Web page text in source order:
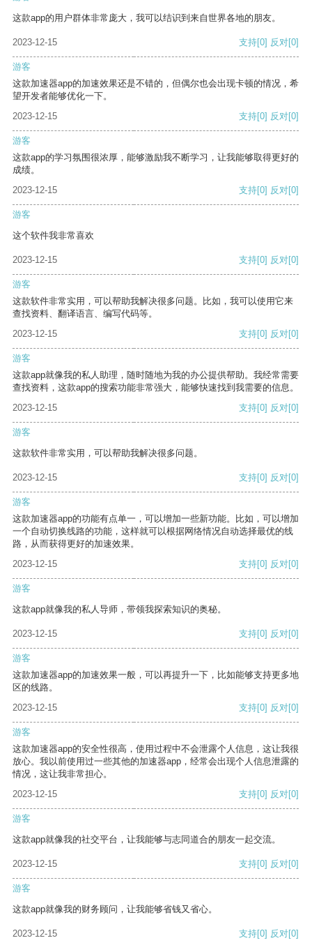
这款app的用户群体非常庞大，我可以结识到来自世界各地的朋友。
2023-12-15 支持[0] 反对[0]
游客
这款加速器app的加速效果还是不错的，但偶尔也会出现卡顿的情况，希
望开发者能够优化一下。
2023-12-15
支持[0] 反对[0]
游客
这款app的学习氛围很浓厚，能够激励我不断学习，让我能够取得更好的
成绩。
2023-12-15
支持[0] 反对[0]
游客
这个软件我非常喜欢
2023-12-15 支持[0] 反对[0]
游客
这款软件非常实用，可以帮助我解决很多问题。比如，我可以使用它来
查找资料、翻译语言、编写代码等。
2023-12-15
支持[0] 反对[0]
游客
这款app就像我的私人助理，随时随地为我的办公提供帮助。我经常需要
查找资料，这款app的搜索功能非常强大，能够快速找到我需要的信息。
2023-12-15
支持[0] 反对[0]
游客
这款软件非常实用，可以帮助我解决很多问题。
2023-12-15 支持[0] 反对[0]
游客
这款加速器app的功能有点单一，可以增加一些新功能。比如，可以增加
一个自动切换线路的功能，这样就可以根据网络情况自动选择最优的线
路，从而获得更好的加速效果。
2023-12-15
支持[0] 反对[0]
游客
这款app就像我的私人导师，带领我探索知识的奥秘。
2023-12-15 支持[0] 反对[0]
游客
这款加速器app的加速效果一般，可以再提升一下，比如能够支持更多地
区的线路。
2023-12-15
支持[0] 反对[0]
游客
这款加速器app的安全性很高，使用过程中不会泄露个人信息，这让我很
放心。我以前使用过一些其他的加速器app，经常会出现个人信息泄露的
情况，这让我非常担心。
2023-12-15
支持[0] 反对[0]
游客
这款app就像我的社交平台，让我能够与志同道合的朋友一起交流。
2023-12-15 支持[0] 反对[0]
游客
这款app就像我的财务顾问，让我能够省钱又省心。
2023-12-15 支持[0] 反对[0]